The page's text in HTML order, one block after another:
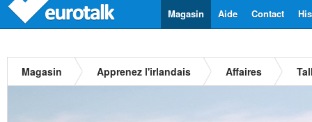
Contact
Aide
Magasin
Magasin Apprenez l'irlandais Affaires